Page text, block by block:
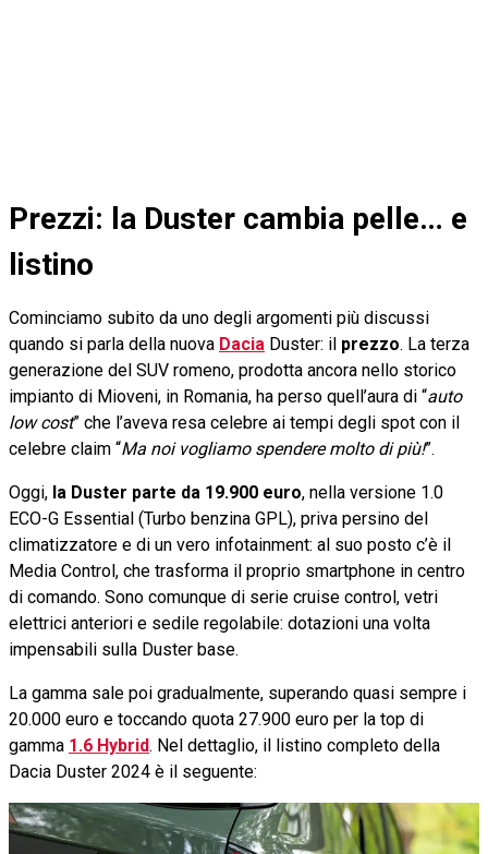
Prezzi: la Duster cambia pelle… e
listino
Cominciamo subito da uno degli argomenti più discussi
quando si parla della nuova Dacia Duster: il prezzo. La terza
generazione del SUV romeno, prodotta ancora nello storico
impianto di Mioveni, in Romania, ha perso quell’aura di “auto
low cost” che l’aveva resa celebre ai tempi degli spot con il
celebre claim “Ma noi vogliamo spendere molto di più!”.
Oggi, la Duster parte da 19.900 euro, nella versione 1.0
ECO-G Essential (Turbo benzina GPL), priva persino del
climatizzatore e di un vero infotainment: al suo posto c’è il
Media Control, che trasforma il proprio smartphone in centro
di comando. Sono comunque di serie cruise control, vetri
elettrici anteriori e sedile regolabile: dotazioni una volta
impensabili sulla Duster base.
La gamma sale poi gradualmente, superando quasi sempre i
20.000 euro e toccando quota 27.900 euro per la top di
gamma 1.6 Hybrid. Nel dettaglio, il listino completo della
Dacia Duster 2024 è il seguente: